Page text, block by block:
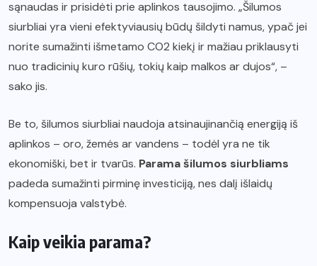
sąnaudas ir prisidėti prie aplinkos tausojimo. „Šilumos
siurbliai yra vieni efektyviausių būdų šildyti namus, ypač jei
norite sumažinti išmetamo CO2 kiekį ir mažiau priklausyti
nuo tradicinių kuro rūšių, tokių kaip malkos ar dujos“, –
sako jis.
Be to, šilumos siurbliai naudoja atsinaujinančią energiją iš
aplinkos – oro, žemės ar vandens – todėl yra ne tik
ekonomiški, bet ir tvarūs. Parama šilumos siurbliams
padeda sumažinti pirminę investiciją, nes dalį išlaidų
kompensuoja valstybė.
Kaip veikia parama?